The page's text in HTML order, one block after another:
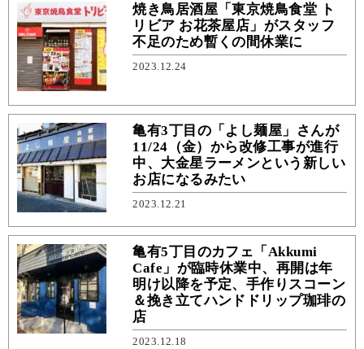
焼き鳥居酒屋「東京焼鳥食堂 ト
リビア お花茶屋店」がスタッフ
不足のため暫くの間休業に
2023.12.24
亀有3丁目の「よし麺屋」さんが
11/24（金）から改修工事が進行
中、大金星ラーメンという新しい
お店になるみたい
2023.12.21
亀有5丁目のカフェ「Akkumi
Cafe」が臨時休業中、再開は年
明け以降を予定、手作りスコーン
＆挽き立てハンドドリップ珈琲の
店
2023.12.18